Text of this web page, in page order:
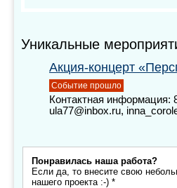
Уникальные
Акция-концерт
Событие прошло
Контактная информация:
ula77@inbox.ru,
Понравилась наша работа?
Если да, то внесите свою
нашего проекта :-) *